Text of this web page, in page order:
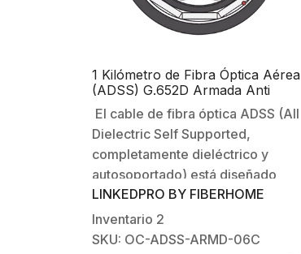
1 Kilómetro de Fibra Óptica Aérea
(ADSS) G.652D Armada Anti
roedor, Dieléctrica, Monomodo 6
Hilos, Span 200
El cable de fibra óptica ADSS (All
Dielectric Self Supported,
completamente dieléctrico y
autosoportado) está diseñado
para instalaciones aéreas entre
postes. Los cables ADSS resisten
la tracción necesaria gracias a los
LINKEDPRO BY FIBERHOME
Inventario 2
SKU: OC-ADSS-ARMD-06C